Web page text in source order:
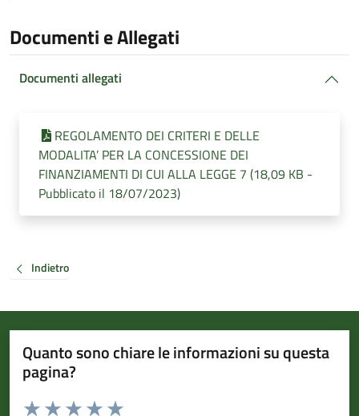
Documenti e Allegati
Documenti allegati
REGOLAMENTO DEI CRITERI E DELLE
MODALITA’ PER LA CONCESSIONE DEI
FINANZIAMENTI DI CUI ALLA LEGGE 7 (18,09 KB -
Pubblicato il 18/07/2023)
Indietro
Quanto sono chiare le informazioni su questa
pagina?
Valuta da 1 a 5 stelle la pagina